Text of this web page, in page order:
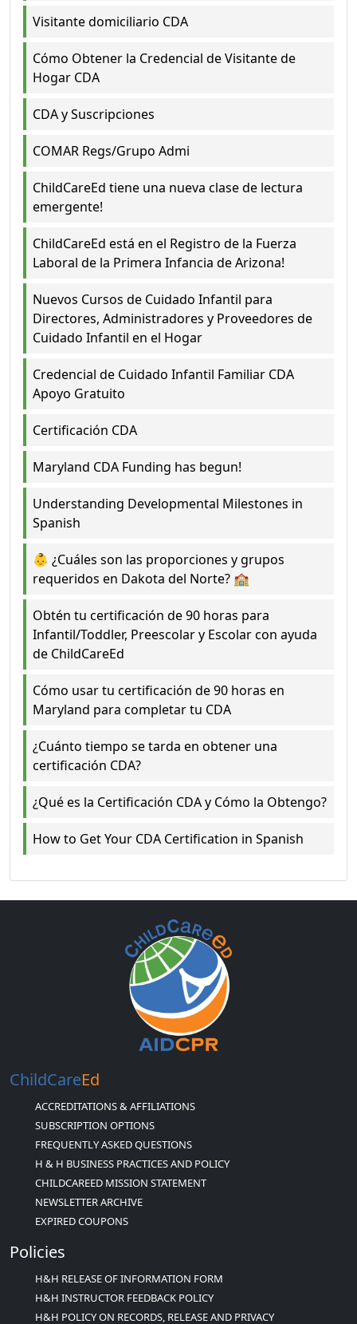
Visitante domiciliario CDA
Cómo Obtener la Credencial de Visitante de
Hogar CDA
CDA y Suscripciones
COMAR Regs/Grupo Admi
ChildCareEd tiene una nueva clase de lectura
emergente!
ChildCareEd está en el Registro de la Fuerza
Laboral de la Primera Infancia de Arizona!
Nuevos Cursos de Cuidado Infantil para
Directores, Administradores y Proveedores de
Cuidado Infantil en el Hogar
Credencial de Cuidado Infantil Familiar CDA
Apoyo Gratuito
Certificación CDA
Maryland CDA Funding has begun!
Understanding Developmental Milestones in
Spanish
👶 ¿Cuáles son las proporciones y grupos
requeridos en Dakota del Norte? 🏫
Obtén tu certificación de 90 horas para
Infantil/Toddler, Preescolar y Escolar con ayuda
de ChildCareEd
Cómo usar tu certificación de 90 horas en
Maryland para completar tu CDA
¿Cuánto tiempo se tarda en obtener una
certificación CDA?
¿Qué es la Certificación CDA y Cómo la Obtengo?
How to Get Your CDA Certification in Spanish
ChildCareEd
ACCREDITATIONS & AFFILIATIONS
SUBSCRIPTION OPTIONS
FREQUENTLY ASKED QUESTIONS
H & H BUSINESS PRACTICES AND POLICY
CHILDCAREED MISSION STATEMENT
NEWSLETTER ARCHIVE
EXPIRED COUPONS
Policies
H&H RELEASE OF INFORMATION FORM
H&H INSTRUCTOR FEEDBACK POLICY
H&H POLICY ON RECORDS, RELEASE AND PRIVACY